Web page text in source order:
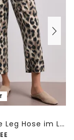
7/8 Wide Leg Hose im Loose Fit mit Print